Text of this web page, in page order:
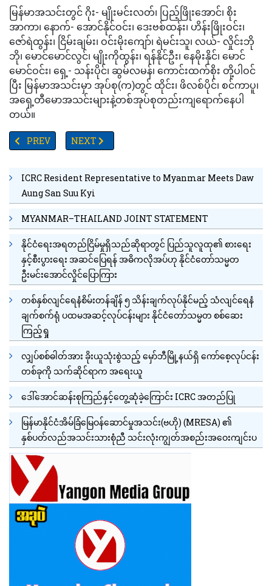
မြန်မာအသင်းတွင် ဂိုး- မျိုးမင်းလတ်၊ ပြည့်ဖြိုးအောင်၊ စိုး
အာကာ၊ နောက်- အောင်နိုင်ဝင်း၊ ဒေးဗစ်ထန်း၊ ဟိန်းဖြိုးဝင်း၊
ဇော်ရဲထွန်း၊ ငြိမ်းချမ်း၊ ဝင်းမိုးကျော်၊ ရဲမင်းသူ၊ လယ်- လှိုင်းဘို
ဘို၊ မောင်မောင်လွင်၊ မျိုးကိုထွန်း၊ ရန်နိုင်ဦး၊ နေမိုးနိုင်၊ မောင်
မောင်ဝင်း၊ ရှေ့- သန်းပိုင်၊ ဆွမ်လမန်၊ ကောင်းထက်စိုး တို့ပါဝင်
ပြီး မြန်မာအသင်းမှာ အုပ်စု(က)တွင် ထိုင်း၊ ဖိလစ်ပိုင်၊ စင်ကာပူ၊
အရှေ့တီမောအသင်းများနဲ့တစ်အုပ်စုတည်းကျရောက်နေပါ
တယ်။
PREVIOUS ARTICLE: မနက်ဖြန်တွင် ရန်ကုန်တိုင်းအတွင်းရှိ မြို့နယ်
PREV NEXT ARTICLE: ပူတာအိုဒေသတွင် ကိုဗစ်ဖြစ်ပွားမှုနှု
NEXT
ICRC Resident Representative to Myanmar Meets Daw
Aung San Suu Kyi
MYANMAR–THAILAND JOINT STATEMENT
နိုင်ငံရေးအရတည်ငြိမ်မှုရှိသည်ဆိုရာတွင် ပြည်သူလူထု၏ စားရေး
နှင့်စီးပွားရေး အဆင်ပြေရန် အဓိကလိုအပ်ဟု နိုင်ငံတော်သမ္မတ
ဦးမင်းအောင်လှိုင်ပြောကြား
တစ်နှစ်လျင်ရေနံစိမ်းတန်ချိန် ၅ သိန်းချက်လုပ်နိုင်မည့် သံလျင်ရေနံ
ချက်စက်ရုံ ပထမအဆင့်လုပ်ငန်းများ နိုင်ငံတော်သမ္မတ စစ်ဆေး
ကြည့်ရှု
လျှပ်စစ်ဓါတ်အား ခိုးယူသုံးစွဲသည့် မှော်ဘီမြို့နယ်ရှိ ကော်စေ့လုပ်ငန်း
တစ်ခုကို သက်ဆိုင်ရာက အရေးယူ
ဒေါ်အောင်ဆန်းစုကြည်နှင့်တွေ့ဆုံခဲ့ကြောင်း ICRC အတည်ပြု
မြန်မာနိုင်ငံအိမ်ခြံမြေဝန်ဆောင်မှုအသင်း(ဗဟို) (MRESA) ၏
နှစ်ပတ်လည်အသင်းသားစုံညီ သင်းလုံးကျွတ်အစည်းအဝေးကျင်းပ